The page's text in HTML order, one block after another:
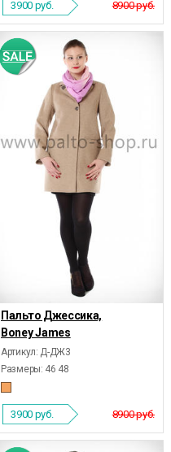
8900 руб.
3900 руб.
Пальто Джессика,
Boney James
Артикул: Д-ДЖ3
Размеры: 46 48
8900 руб.
3900 руб.